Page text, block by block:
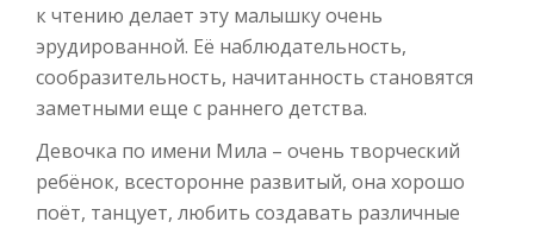
к чтению делает эту малышку очень
эрудированной. Её наблюдательность,
сообразительность, начитанность становятся
заметными еще с раннего детства.
Девочка по имени Мила – очень творческий
ребёнок, всесторонне развитый, она хорошо
поёт, танцует, любить создавать различные